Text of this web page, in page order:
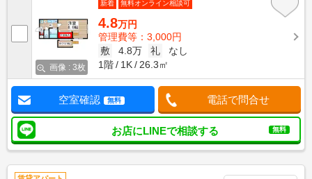
画像 : 3枚
新着 無料オンライン相談可
4.8万円
管理費等：3,000円
敷
4.8万 礼
なし
1階
1K 26.3㎡
空室確認 無料 電話で問合せ
お店にLINEで相談する 無料